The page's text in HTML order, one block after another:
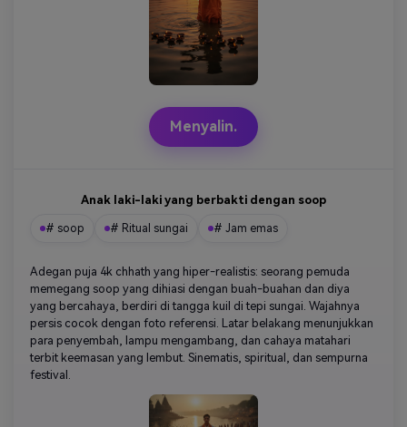
Menyalin.
Anak laki-laki yang berbakti dengan soop
# soop # Ritual sungai # Jam emas
Adegan puja 4k chhath yang hiper-realistis: seorang pemuda
memegang soop yang dihiasi dengan buah-buahan dan diya
yang bercahaya, berdiri di tangga kuil di tepi sungai. Wajahnya
persis cocok dengan foto referensi. Latar belakang menunjukkan
para penyembah, lampu mengambang, dan cahaya matahari
terbit keemasan yang lembut. Sinematis, spiritual, dan sempurna
festival.